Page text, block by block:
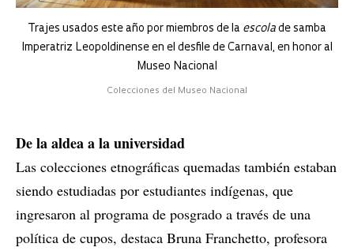
Trajes usados este año por miembros de la escola de samba
Imperatriz Leopoldinense en el desfile de Carnaval, en honor al
Museo Nacional
Colecciones del Museo Nacional
De la aldea a la universidad
Las colecciones etnográficas quemadas también estaban
siendo estudiadas por estudiantes indígenas, que
ingresaron al programa de posgrado a través de una
política de cupos, destaca Bruna Franchetto, profesora